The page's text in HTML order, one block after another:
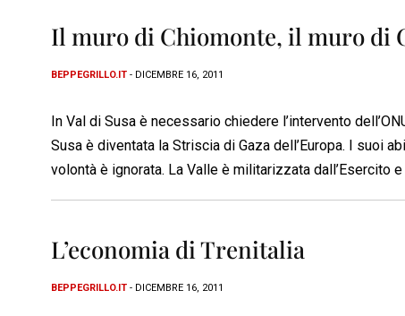
Il muro di Chiomonte, il muro di
BEPPEGRILLO.IT - DICEMBRE 16, 2011
In Val di Susa è necessario chiedere l’intervento
Susa è diventata la Striscia di Gaza dell’Europa. I suoi
volontà è ignorata. La Valle è militarizzata dall’Esercito
L’economia di Trenitalia
BEPPEGRILLO.IT - DICEMBRE 16, 2011